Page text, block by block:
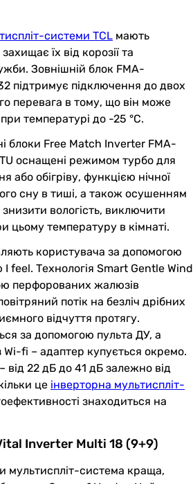
системи TCL мають
їх від корозії та
Зовнішній блок FMA-
підтримує підключення до двох
перевага в тому, що він може
температурі до -25 °C.
блоки Free Match Inverter FMA-
оснащені режимом турбо для
або обігріву, функцією нічної
сну в тиші, а також осушенням
вологість, виключити
цьому температуру в кімнаті.
користувача за допомогою
I feel. Технологія Smart Gentle Wind
перфорованих жалюзів
потік на безліч дрібних
відчуття протягу.
за допомогою пульта ДУ, а
fi – адаптер купується окремо.
від 22 дБ до 41 дБ залежно від
це інверторна мультиспліт-
знаходиться на
Inverter Multi 18 (9+9)
мультиспліт-система краща,